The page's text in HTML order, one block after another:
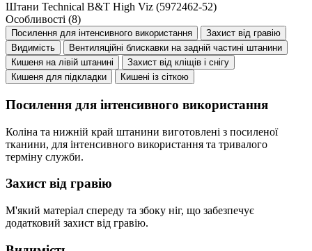
Штани Technical B&T High Viz (5972462-52)
Особливості (8)
Посилення для інтенсивного використання
Захист від гравію
Видимість
Вентиляційні блискавки на задній частині штанини
Кишеня на лівій штанині
Захист від кліщів і снігу
Кишеня для підкладки
Кишені із сіткою
Посилення для інтенсивного використання
Коліна та нижній край штанини виготовлені з посиленої
тканини, для інтенсивного використання та тривалого
терміну служби.
Захист від гравію
М'який матеріал спереду та збоку ніг, що забезпечує
додатковий захист від гравію.